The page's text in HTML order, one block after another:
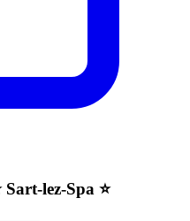
lez-Spa ⭐️